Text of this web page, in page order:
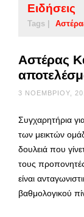
Ειδήσεις
Tags |
Αστέρας
3 ΝΟΕΜΒΡΊΟΥ,
Συγχαρητήρια
των μεικτών
δουλειά που
τους
είναι
βαθμολογικού